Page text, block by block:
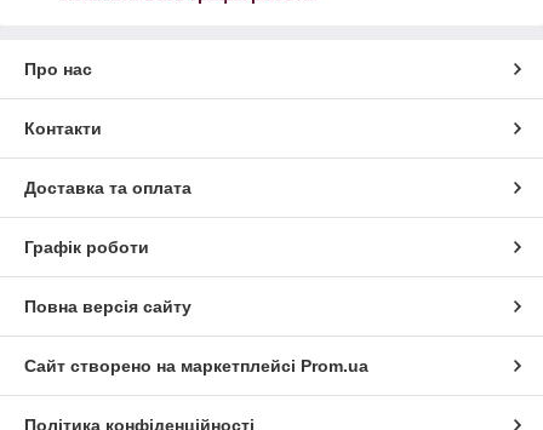
Про нас
Контакти
Доставка та оплата
Графік роботи
Повна версія сайту
Сайт створено на маркетплейсі Prom.ua
Політика конфіденційності